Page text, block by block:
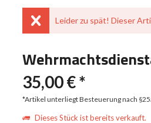
Leider zu spät! Dieser
35,00 € *
*Artikel unterliegt Besteuerung nach
Dieses Stück ist bereits verkauft.